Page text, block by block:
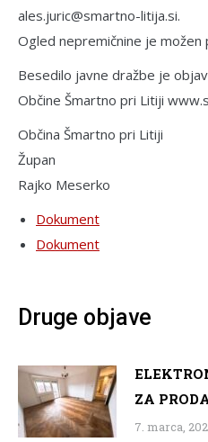
ales.juric@smartno-litija.si.
Ogled nepremičnine je
Besedilo javne dražbe je
Občine Šmartno pri Litiji
Občina Šmartno pri Litiji
Župan
Rajko Meserko
Dokument
Dokument
Druge objave
ZA
7. marca,